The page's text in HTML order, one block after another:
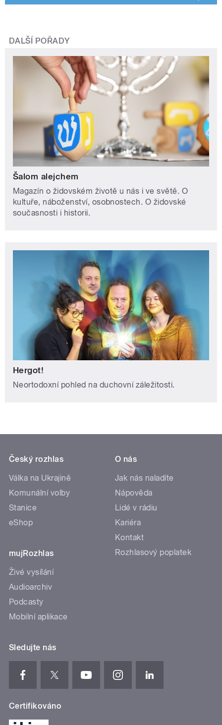
DALŠÍ POŘADY
Šalom alejchem
Magazín o židovském životě u nás i ve světě. O
kultuře, náboženství, osobnostech. O židovské
současnosti i historii.
Hergot!
Neortodoxní pohled na duchovní záležitosti.
Český rozhlas
Válka na Ukrajině
Komunální volby
Stanice
eShop
mujRozhlas
Živé vysílání
Audioarchiv
Podcasty
Mobilní aplikace
O nás
Jak nás naladíte
Nápověda
Lidé v rádiu
Kariéra
Kontakt
Rozhlasový poplatek
Sledujte nás
Certifikováno